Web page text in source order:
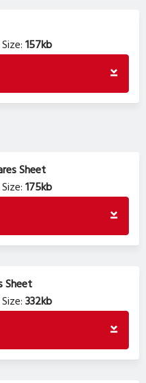
Size:157kb
Sheet
Size:175kb
Sheet
Size:332kb